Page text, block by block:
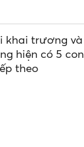
khai trương
hiện có 5
theo